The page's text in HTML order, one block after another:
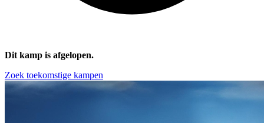
Dit kamp is afgelopen.
Zoek toekomstige kampen